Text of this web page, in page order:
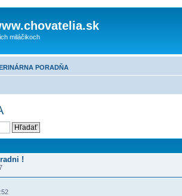
miláčikoch
PORADŇA
!